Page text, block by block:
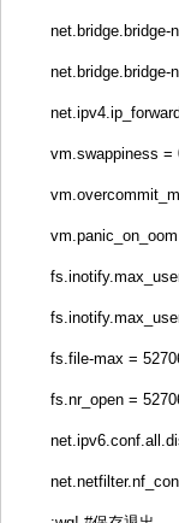
net.bridge.bridge-
net.bridge.bridge-
vm.swappiness =
fs.file-max =
fs.nr_open =